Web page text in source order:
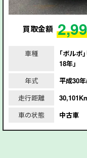
買取金額
車種
｢ボルボ
18年｣
年式
平成30
走行距離
車の状態
中古車